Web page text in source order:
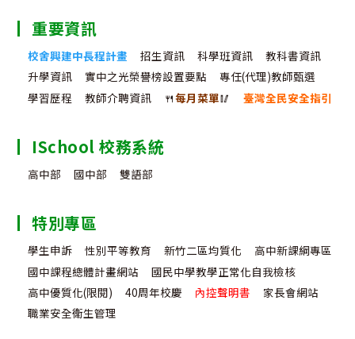
重要資訊
校舍興建中長程計畫 招生資訊 科學班資訊
教科書資訊
升學資訊
實中之光榮譽榜設置要點
專任(代理)教師甄選
學習歷程
教師介聘資訊 🍴每月菜單🥢 臺灣全民安全指引
ISchool 校務系統
高中部 國中部 雙語部
特別專區
學生申訴 性別平等教育 新竹二區均質化
高中新課綱專區
國中課程總體計畫網站
國民中學教學正常化自我檢核
高中優質化(限閱)
40周年校慶 內控聲明書
家長會網站
職業安全衛生管理